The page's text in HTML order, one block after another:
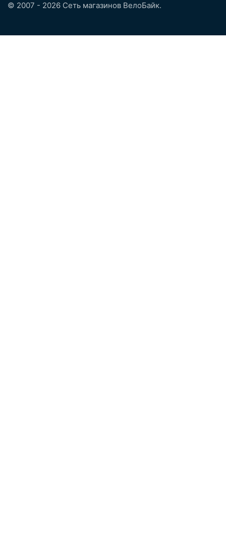
© 2007 - 2026 Сеть магазинов ВелоБайк.